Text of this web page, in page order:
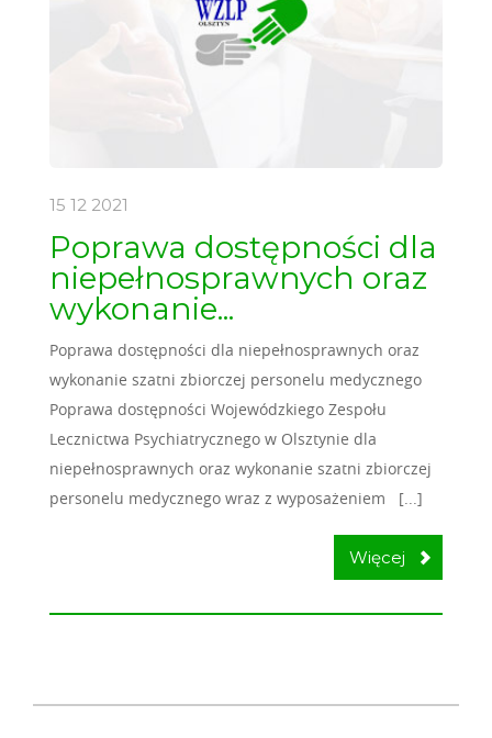
15 12 2021
Poprawa dostępności dla
niepełnosprawnych oraz
wykonanie...
Poprawa dostępności dla niepełnosprawnych oraz
wykonanie szatni zbiorczej personelu medycznego
Poprawa dostępności Wojewódzkiego Zespołu
Lecznictwa Psychiatrycznego w Olsztynie dla
niepełnosprawnych oraz wykonanie szatni zbiorczej
personelu medycznego wraz z wyposażeniem [...]
Więcej